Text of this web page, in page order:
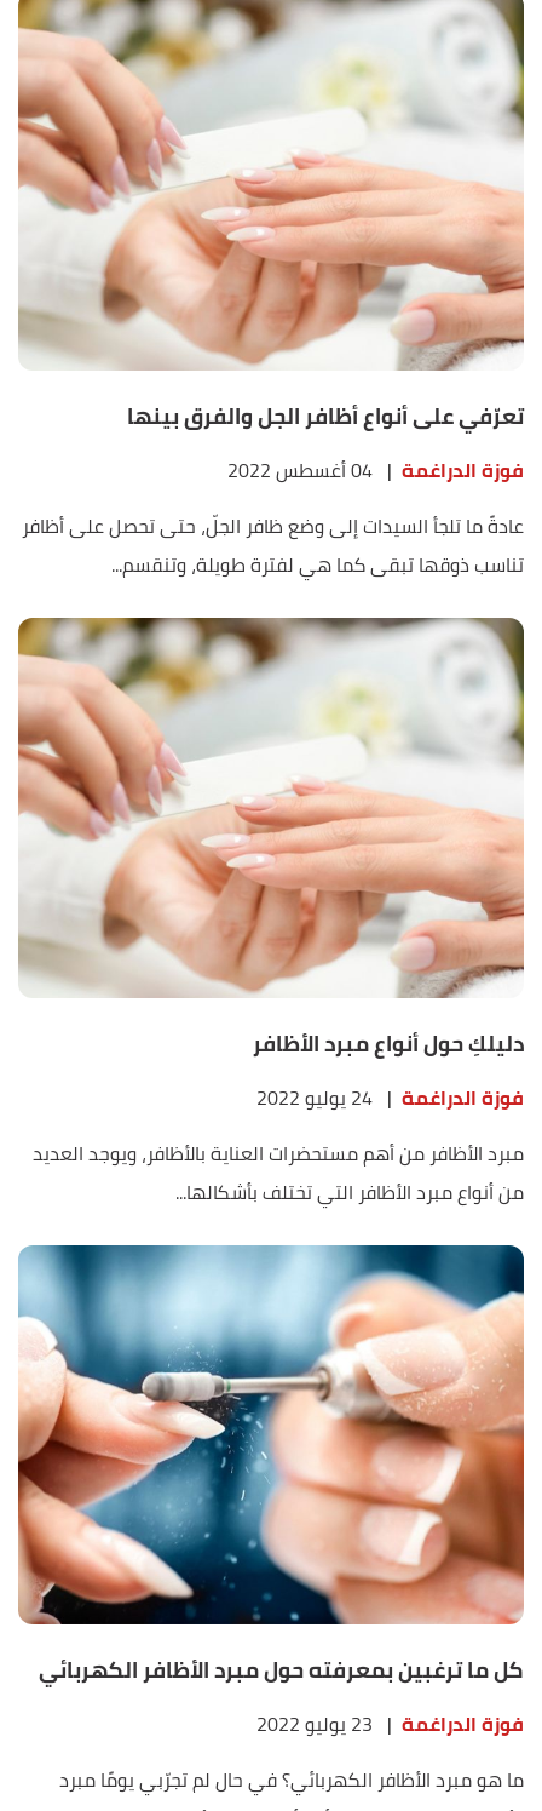
تعرّفي على أنواع أظافر الجل والفرق بينها
فوزة الدراغمة | 04 أغسطس 2022
عادةً ما تلجأ السيدات إلى وضع ظافر الجلّ، حتى تحصل على أظافر
تناسب ذوقها تبقى كما هي لفترة طويلة، وتنقسم...
دليلكِ حول أنواع مبرد الأظافر
فوزة الدراغمة | 24 يوليو 2022
مبرد الأظافر من أهم مستحضرات العناية بالأظافر، ويوجد العديد
من أنواع مبرد الأظافر التي تختلف بأشكالها...
كل ما ترغبين بمعرفته حول مبرد الأظافر الكهربائي
فوزة الدراغمة | 23 يوليو 2022
ما هو مبرد الأظافر الكهربائي؟ في حال لم تجرّبي يومًا مبرد